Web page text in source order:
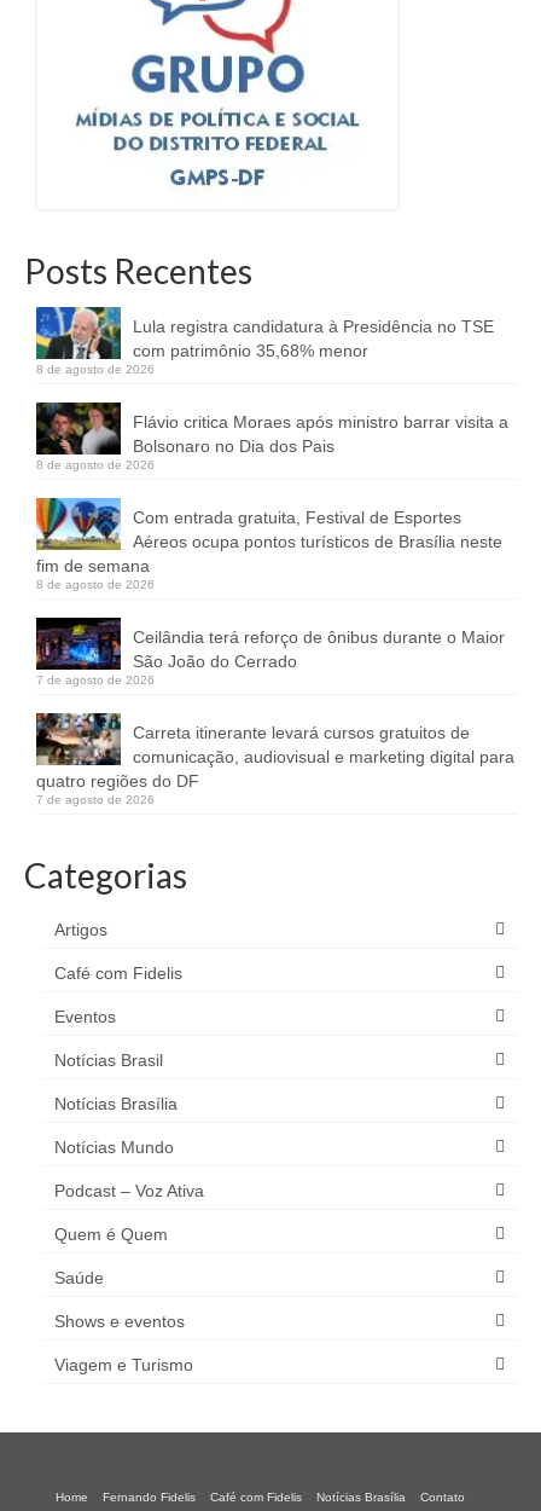
Posts Recentes
Lula registra candidatura à Presidência no TSE
com patrimônio 35,68% menor
8 de agosto de 2026
Flávio critica Moraes após ministro barrar visita a
Bolsonaro no Dia dos Pais
8 de agosto de 2026
Com entrada gratuita, Festival de Esportes
Aéreos ocupa pontos turísticos de Brasília neste
fim de semana
8 de agosto de 2026
Ceilândia terá reforço de ônibus durante o Maior
São João do Cerrado
7 de agosto de 2026
Carreta itinerante levará cursos gratuitos de
comunicação, audiovisual e marketing digital para
quatro regiões do DF
7 de agosto de 2026
Categorias
Artigos
Café com Fidelis
Eventos
Notícias Brasil
Notícias Brasília
Notícias Mundo
Podcast – Voz Ativa
Quem é Quem
Saúde
Shows e eventos
Viagem e Turismo
Home Fernando Fidelis Café com Fidelis Notícias Brasília Contato